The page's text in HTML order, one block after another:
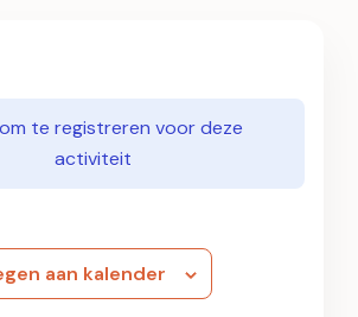
te registreren voor deze
activiteit
aan kalender